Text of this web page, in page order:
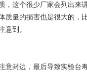
，这个很少厂家会列出来
质量的损害也是很大的，
意到。
意封边，最后导致实验台